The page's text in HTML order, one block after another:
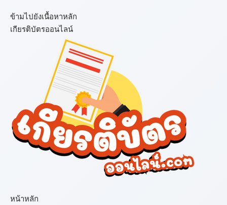
ข้ามไปยังเนื้อหาหลัก
เกียรติบัตรออนไลน์
หน้าหลัก